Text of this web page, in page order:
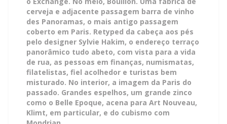
cerveja e adjacente passagem barra de vinho
des Panoramas, o mais antigo passagem
coberto em Paris. Retyped da cabeça aos pés
pelo designer Sylvie Hakim, o endereço terraço
panorâmico tudo abeto, com vista para a vida
de rua, as pessoas em finanças, numismatas,
filatelistas, fiel acolhedor e turistas bem
misturado. No interior, a imagem da Paris do
passado. Grandes espelhos, um grande zinco
como o Belle Epoque, acena para Art Nouveau,
Klimt, em particular, e do cubismo com